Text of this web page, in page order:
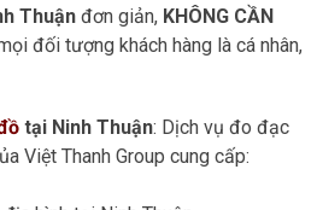
Thuận đơn giản, KHÔNG CẦN
đối tượng khách hàng là cá nhân,
tại Ninh Thuận: Dịch vụ đo đạc
Việt Thanh Group cung cấp: